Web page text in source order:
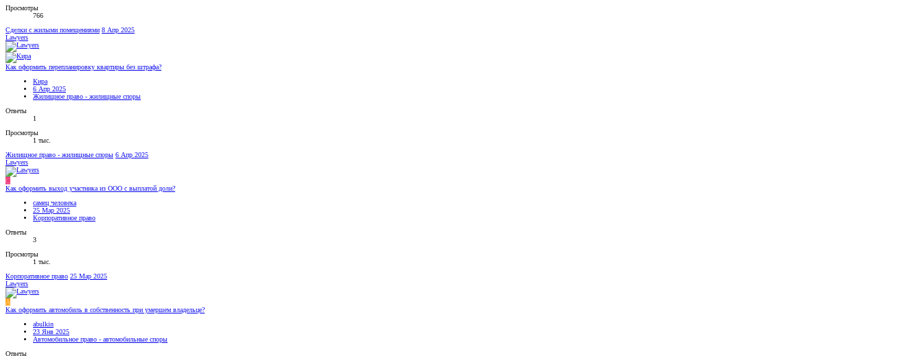
Просмотры
766
Сделки с жилыми помещениями 8 Апр 2025
Lawyers
Как оформить перепланировку квартиры без штрафа?
Кира
6 Апр 2025
Жилищное право - жилищные споры
Ответы
1
Просмотры
1 тыс.
Жилищное право - жилищные споры 6 Апр 2025
Lawyers
С
Как оформить выход участника из ООО с выплатой доли?
самец человека
25 Мар 2025
Корпоративное право
Ответы
3
Просмотры
1 тыс.
Корпоративное право 25 Мар 2025
Lawyers
A
Как оформить автомобиль в собственность при умершем владельце?
abulkin
23 Янв 2025
Автомобильное право - автомобильные споры
Ответы